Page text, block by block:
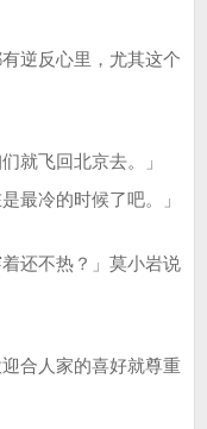
逆反心里，尤其这个
飞回北京去。」
冷的时候了吧。」
还不热？」莫小岩说
合人家的喜好就尊重